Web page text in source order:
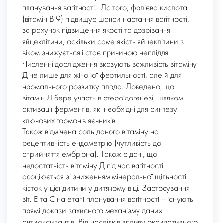
планування вагітності. До того, фолієва кислота
(вітамін B 9) підвищує шанси настання вагітності,
за рахунок підвищення якості та дозрівання
яйцеклітини, оскільки саме якість яйцеклітини з
віком знижується і стає причиною непліддя.
Численні дослідження вказують важливість вітаміну
Д не лише для жіночої фертильності, але й для
нормального розвитку плода. Доведено, що
вітамін Д бере участь в стероїдогенезі, шляхом
активації ферментів, які необхідні для синтезу
ключових гормонів яєчників.
Також відмічена роль даного вітаміну на
рецептивність ендометрію (чутливість до
сприйняття ембріона). Також є дані, що
недостатність вітаміну Д під час вагітності
асоціюється зі зниженням мінеральної щільності
кісток у цієї дитини у дитячому віці. Застосування
віт. Е та С на етапі планування вагітності – існують
прямі докази захисного механізму даних